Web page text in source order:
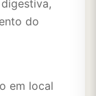
do
em local